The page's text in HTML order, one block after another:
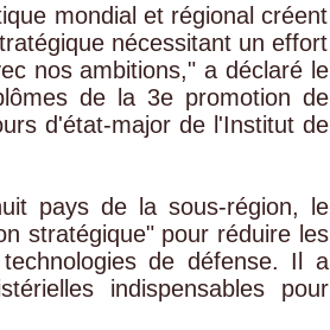
mondial et régional créent
nécessitant un effort
nos ambitions," a déclaré le
de la 3e promotion de
d'état-major de l'Institut de
pays de la sous-région, le
stratégique" pour réduire les
de défense. Il a
indispensables pour